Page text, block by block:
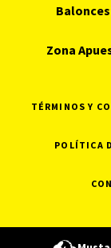
Zona
TÉRMINOS Y
POLÍTICA